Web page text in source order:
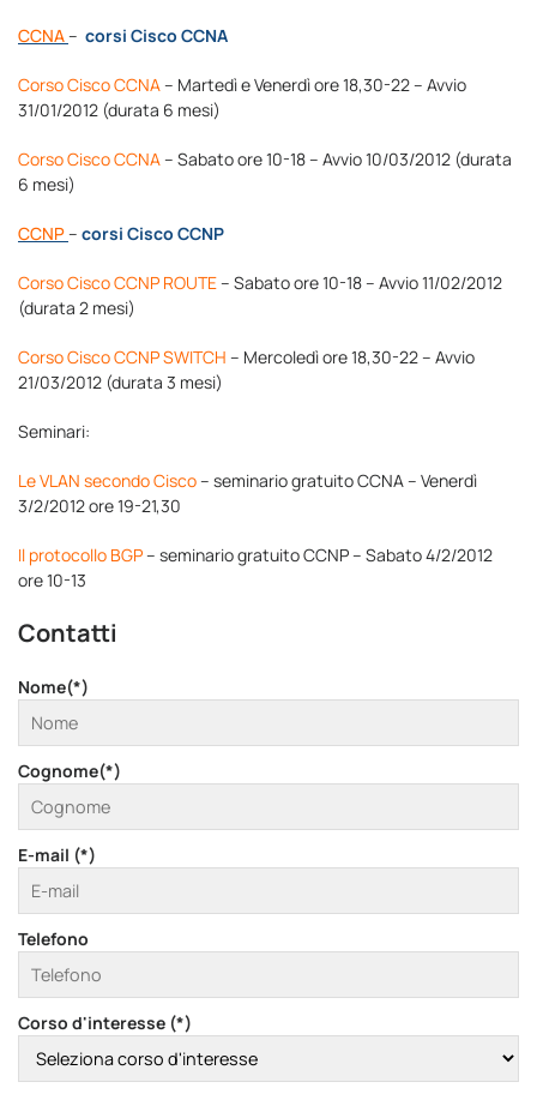
CCNA– corsi Cisco CCNA
Corso Cisco CCNA– Martedì e Venerdì ore 18,30-22 – Avvio
31/01/2012 (durata 6 mesi)
Corso Cisco CCNA– Sabato ore 10-18 – Avvio 10/03/2012 (durata
6 mesi)
CCNP– corsi Cisco CCNP
Corso Cisco CCNP ROUTE– Sabato ore 10-18 – Avvio 11/02/2012
(durata 2 mesi)
Corso Cisco CCNP SWITCH – Mercoledì ore 18,30-22 – Avvio
21/03/2012 (durata 3 mesi)
Seminari:
Le VLAN secondo Cisco– seminario gratuito CCNA – Venerdì
3/2/2012 ore 19-21,30
Il protocollo BGP– seminario gratuito CCNP – Sabato 4/2/2012
ore 10-13
Contatti
Nome(*)
Cognome(*)
E-mail (*)
Telefono
Corso d'interesse (*)